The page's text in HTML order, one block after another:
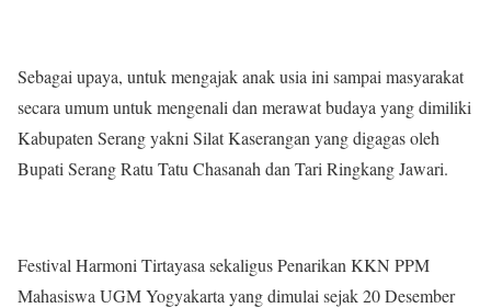
Sebagai upaya, untuk mengajak anak usia ini sampai masyarakat
secara umum untuk mengenali dan merawat budaya yang dimiliki
Kabupaten Serang yakni Silat Kaserangan yang digagas oleh
Bupati Serang Ratu Tatu Chasanah dan Tari Ringkang Jawari.
Festival Harmoni Tirtayasa sekaligus Penarikan KKN PPM
Mahasiswa UGM Yogyakarta yang dimulai sejak 20 Desember